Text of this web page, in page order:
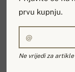
-16%
prvu kupnju.
Ne vrijedi za